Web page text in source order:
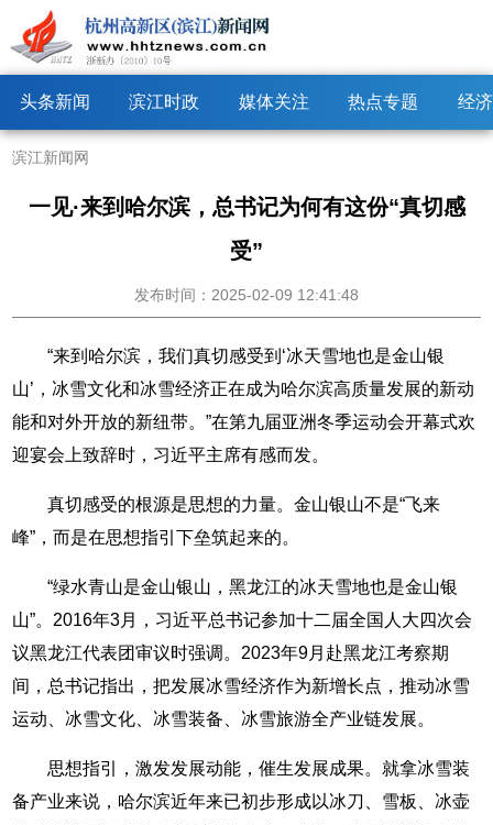
头条新闻 滨江时政 媒体关注 热点专题 经
滨江新闻网
一见·来到哈尔滨，总书记为何有这份“真切感
受”
发布时间：2025-02-09 12:41:48
“来到哈尔滨，我们真切感受到‘冰天雪地也是金山银
山’，冰雪文化和冰雪经济正在成为哈尔滨高质量发展的新动
能和对外开放的新纽带。”在第九届亚洲冬季运动会开幕式欢
迎宴会上致辞时，习近平主席有感而发。
真切感受的根源是思想的力量。金山银山不是“飞来
峰”，而是在思想指引下垒筑起来的。
“绿水青山是金山银山，黑龙江的冰天雪地也是金山银
山”。2016年3月，习近平总书记参加十二届全国人大四次会
议黑龙江代表团审议时强调。2023年9月赴黑龙江考察期
间，总书记指出，把发展冰雪经济作为新增长点，推动冰雪
运动、冰雪文化、冰雪装备、冰雪旅游全产业链发展。
思想指引，激发发展动能，催生发展成果。就拿冰雪装
备产业来说，哈尔滨近年来已初步形成以冰刀、雪板、冰壶